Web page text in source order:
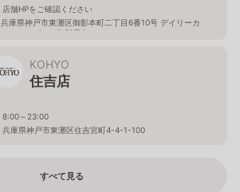
店舗HPをご確認ください
兵庫県神戸市東灘区御影本町二丁目6番10号 デイリーカ
ナートイズミヤ御影店内
KOHYO
住吉店
8:00～23:00
兵庫県神戸市東灘区住吉宮町4-4-1-100
すべて見る